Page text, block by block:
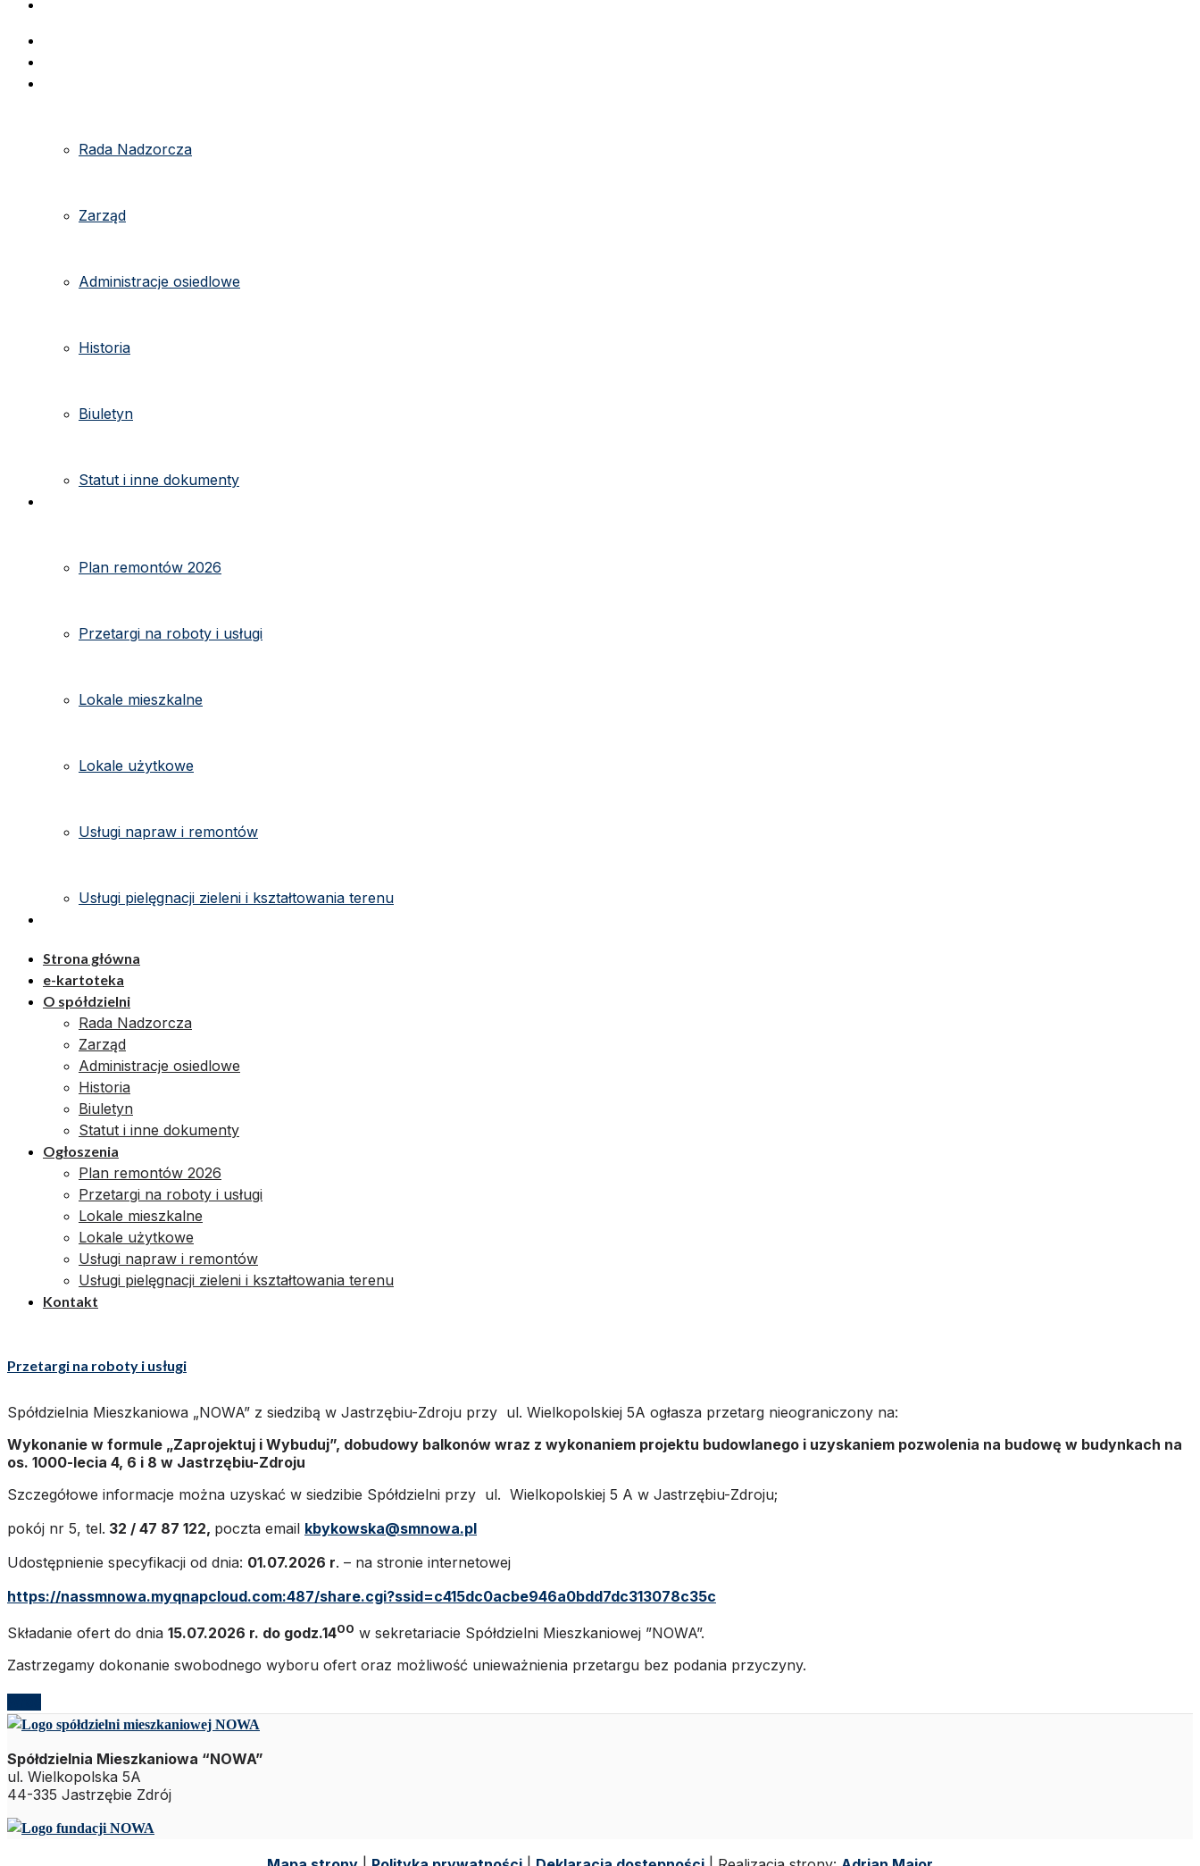
Rada Nadzorcza
Zarząd
Administracje osiedlowe
Historia
Biuletyn
Statut i inne dokumenty
Plan remontów 2026
Przetargi na roboty i usługi
Lokale mieszkalne
Lokale użytkowe
Usługi napraw i remontów
Usługi pielęgnacji zieleni i kształtowania terenu
Strona główna
e-kartoteka
O spółdzielni
Rada Nadzorcza
Zarząd
Administracje osiedlowe
Historia
Biuletyn
Statut i inne dokumenty
Ogłoszenia
Plan remontów 2026
Przetargi na roboty i usługi
Lokale mieszkalne
Lokale użytkowe
Usługi napraw i remontów
Usługi pielęgnacji zieleni i kształtowania terenu
Kontakt
Przetargi na roboty i usługi
Spółdzielnia Mieszkaniowa „NOWA” z siedzibą w Jastrzębiu-Zdroju przy ul. Wielkopolskiej 5A ogłasza przetarg nieograniczony na:
Wykonanie w formule „Zaprojektuj i Wybuduj”, dobudowy balkonów wraz z wykonaniem projektu budowlanego i uzyskaniem pozwolenia na budowę w budynkach na
os. 1000-lecia 4, 6 i 8 w Jastrzębiu-Zdroju
Szczegółowe informacje można uzyskać w siedzibie Spółdzielni przy ul. Wielkopolskiej 5 A w Jastrzębiu-Zdroju;
pokój nr 5, tel. 32 / 47 87 122, poczta email kbykowska@smnowa.pl
Udostępnienie specyfikacji od dnia: 01.07.2026 r. – na stronie internetowej
https://nassmnowa.myqnapcloud.com:487/share.cgi?ssid=c415dc0acbe946a0bdd7dc313078c35c
Składanie ofert do dnia 15.07.2026 r. do godz.1400 w sekretariacie Spółdzielni Mieszkaniowej ”NOWA”.
Zastrzegamy dokonanie swobodnego wyboru ofert oraz możliwość unieważnienia przetargu bez podania przyczyny.
Spółdzielnia Mieszkaniowa “NOWA”
ul. Wielkopolska 5A
44-335 Jastrzębie Zdrój